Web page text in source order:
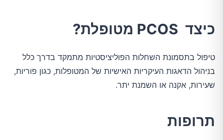
כיצד PCOS מטופלת?
טיפול בתסמונת השחלות הפוליציסטיות מתמקד בדרך כלל
בניהול הדאגות העיקריות האישיות של המטופלות, כגון פוריות,
שעירות, אקנה או השמנת יתר.
תרופות